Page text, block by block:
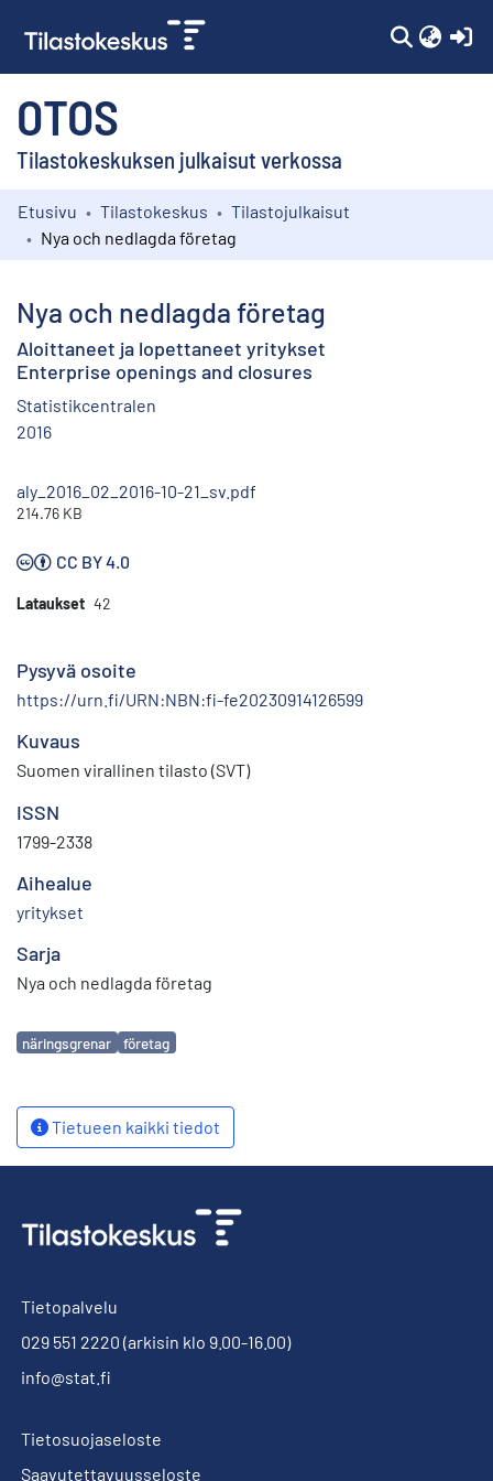
OTOS
Tilastokeskuksen julkaisut verkossa
Kokoelmat
Etusivu Tilastokeskus
Tilastojulkaisut
Nya och nedlagda företag
Nya och nedlagda företag
Aloittaneet ja lopettaneet yritykset
Enterprise openings and closures
Statistikcentralen
2016
aly_2016_02_2016-10-21_sv.pdf
214.76 KB
CC BY 4.0
Lataukset 42
Pysyvä osoite
https://urn.fi/URN:NBN:fi-fe20230914126599
Kuvaus
Suomen virallinen tilasto (SVT)
ISSN
1799-2338
Aihealue
yritykset
Sarja
Nya och nedlagda företag
Avainsanat
näringsgrenar företag
Tietueen kaikki tiedot
Tietopalvelu
029 551 2220 (arkisin klo 9.00-16.00)
info@stat.fi
Tietosuojaseloste
Saavutettavuusseloste